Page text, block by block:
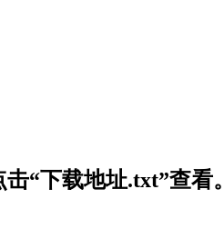
“下载地址.txt”查看。